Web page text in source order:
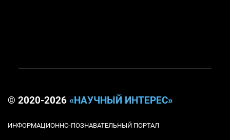
© 2020-2026 «НАУЧНЫЙ ИНТЕРЕС»
ИНФОРМАЦИОННО-ПОЗНАВАТЕЛЬНЫЙ ПОРТАЛ